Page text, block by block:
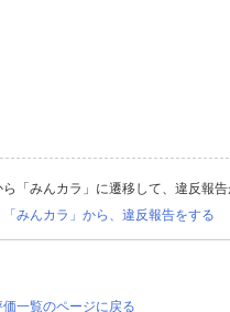
「みんカラ」に遷移して、違反報告
「みんカラ」から、違反報告をする
一覧のページに戻る